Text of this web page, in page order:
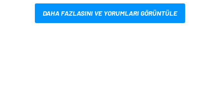
DAHA FAZLASINI VE YORUMLARI GÖRÜNTÜLE